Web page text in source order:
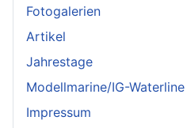
Fotogalerien
Artikel
Jahrestage
Modellmarine/IG-Waterline
Impressum